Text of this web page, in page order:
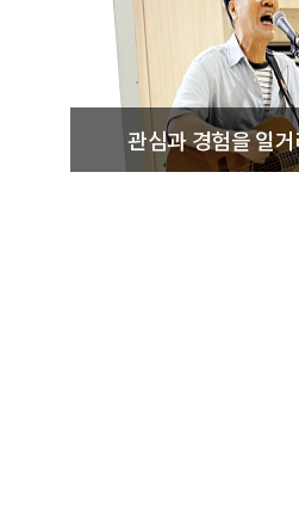
관심과 경험을 일